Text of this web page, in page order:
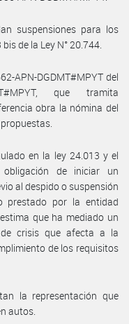
suspensiones para los
de la Ley N° 20.744.
APN-DGDMT#MPYT del
que tramita
obra la nómina del
en la ley 24.013 y el
de iniciar un
al despido o suspensión
prestado por la entidad
que ha mediado un
crisis que afecta a la
de los requisitos
la representación que
autos.